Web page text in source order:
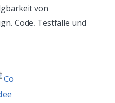
von
Code, Testfälle und